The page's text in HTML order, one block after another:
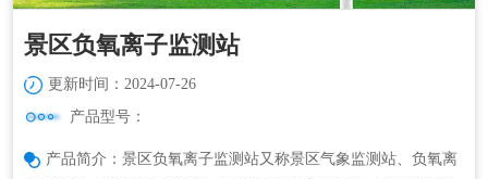
景区负氧离子监测站
更新时间：2024-07-26
产品型号：
产品简介：景区负氧离子监测站又称景区气象监测站、负氧离